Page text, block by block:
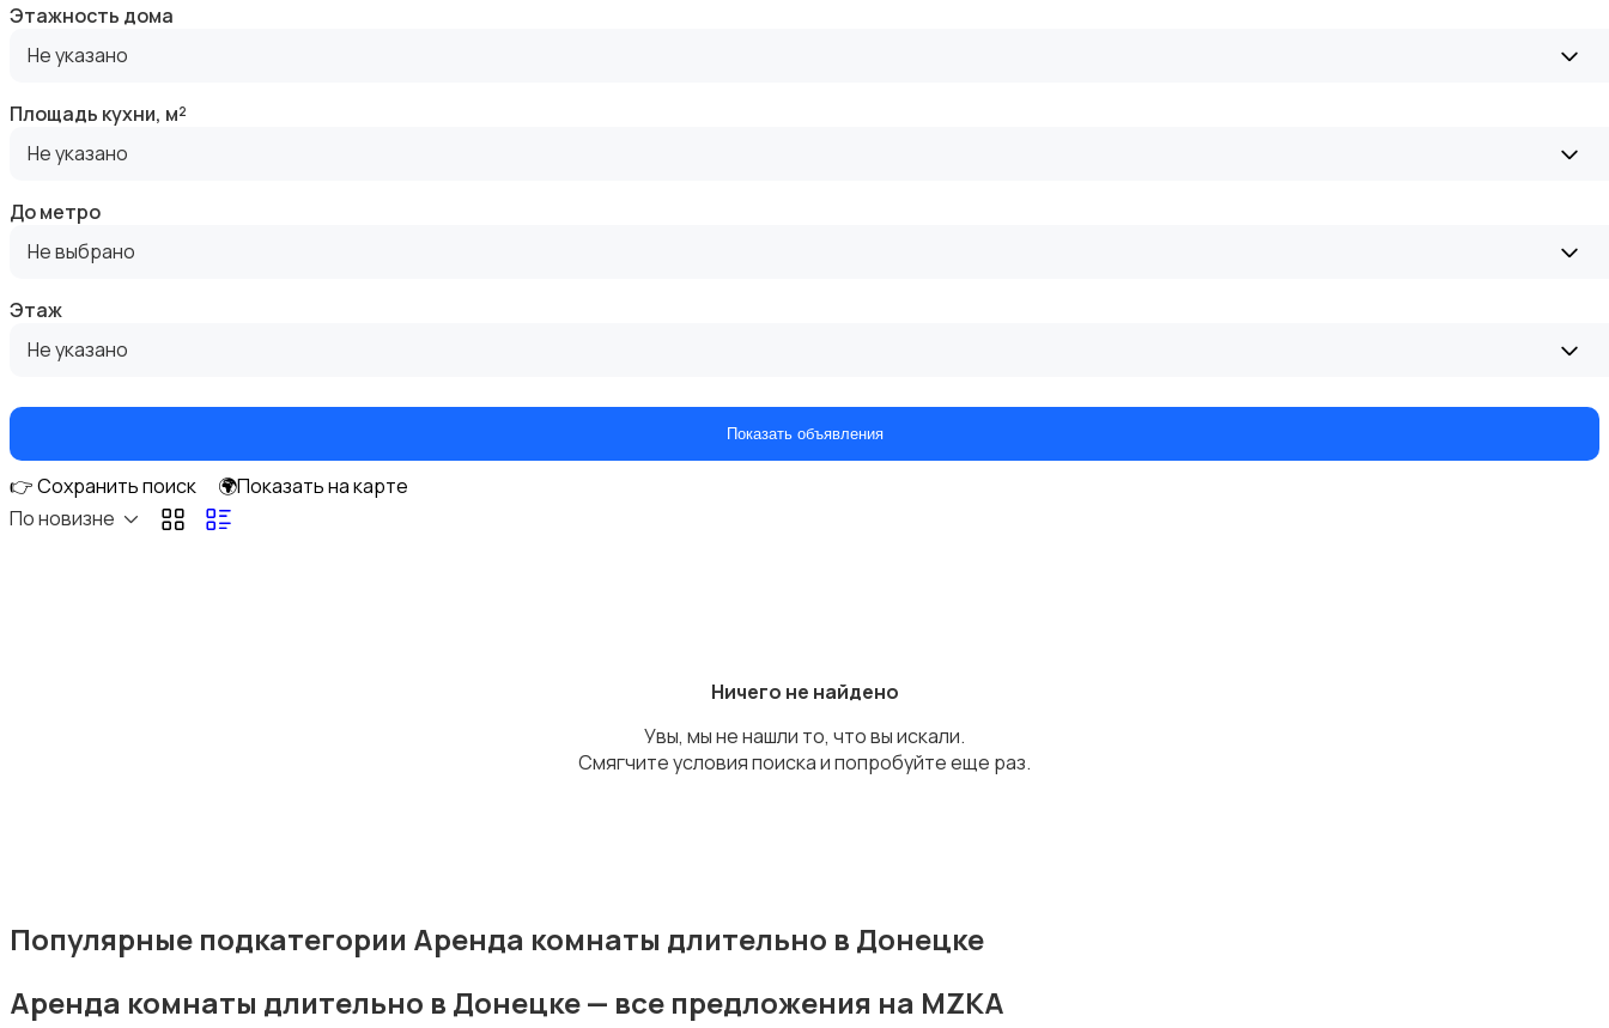
Продажа квартиры
Продажа гаражей и стоянок
Этажность дома
Не указано
Площадь кухни, м²
Не указано
До метро
Не выбрано
Этаж
Не указано
Показать объявления
👉 Сохранить поиск
🌍Показать на карте
По новизне
Ничего не найдено
Увы, мы не нашли то, что вы искали.
Смягчите условия поиска и попробуйте еще раз.
Популярные подкатегории Аренда комнаты длительно в Донецке
Аренда комнаты длительно в Донецке — все предложения на MZKA